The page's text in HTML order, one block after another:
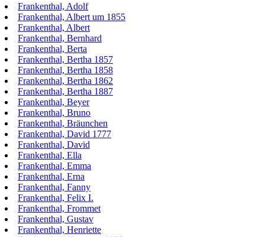
Frankenthal, Adolf
Frankenthal, Albert um 1855
Frankenthal, Albert
Frankenthal, Bernhard
Frankenthal, Berta
Frankenthal, Bertha 1857
Frankenthal, Bertha 1858
Frankenthal, Bertha 1862
Frankenthal, Bertha 1887
Frankenthal, Beyer
Frankenthal, Bruno
Frankenthal, Bräunchen
Frankenthal, David 1777
Frankenthal, David
Frankenthal, Ella
Frankenthal, Emma
Frankenthal, Erna
Frankenthal, Fanny
Frankenthal, Felix I.
Frankenthal, Frommet
Frankenthal, Gustav
Frankenthal, Henriette